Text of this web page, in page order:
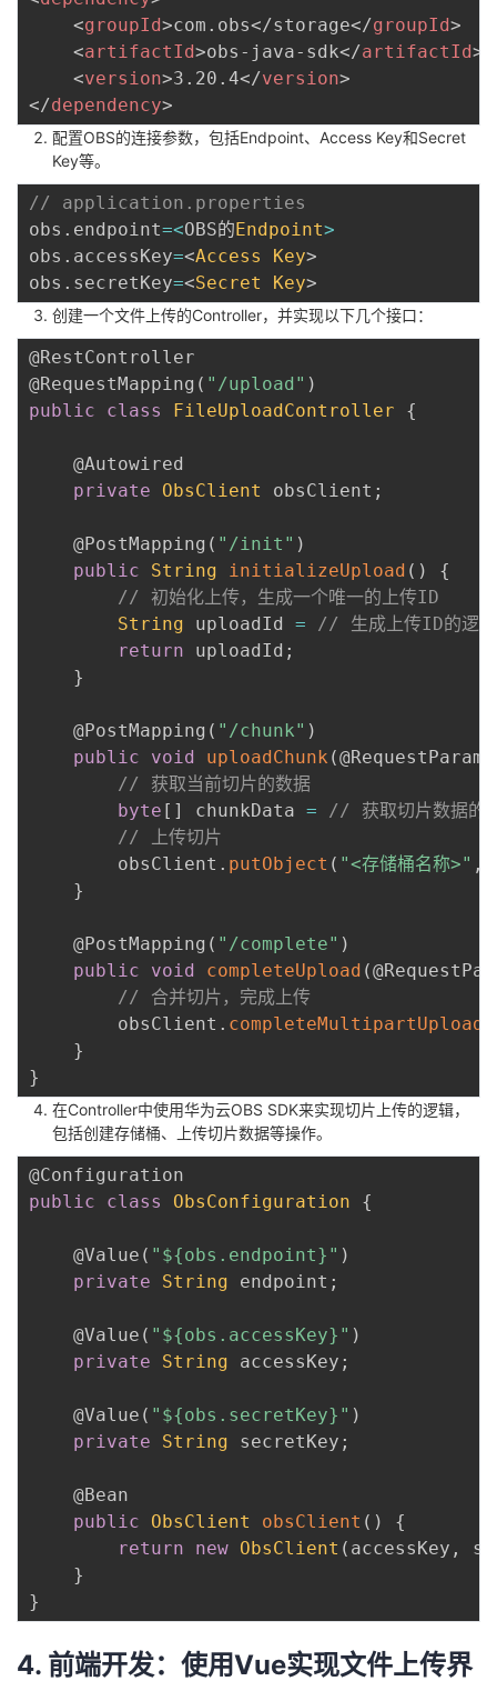
<groupId>com.obs</storage</groupId>
<artifactId>obs-java-sdk</artifactId>
<version>3.20.4</version>
</dependency>
配置OBS的连接参数，包括Endpoint、Access Key和Secret
Key等。
// application.properties
obs . endpoint=<OBS的Endpoint>
obs . accessKey=<Access Key>
obs . secretKey=<Secret Key>
创建一个文件上传的Controller，并实现以下几个接口：
@RestController
@RequestMapping ( "/upload" )
public
class FileUploadController {
@Autowired
private
ObsClient obsClient ;
@PostMapping ( "/init" )
public
String initializeUpload ( )
{
// 初始化上传，生成一个唯一的上传ID
String uploadId =
// 生成上传ID的逻辑
return uploadId ;
}
@PostMapping ( "/chunk" )
public
void uploadChunk (@RequestParam
// 获取当前切片的数据
byte [ ] chunkData =
// 获取切片数据的
// 上传切片
        obsClient
. putObject ( "<存储桶名称>" ,
}
@PostMapping ( "/complete" )
public
void completeUpload (
// 合并切片，完成上传
        obsClient
. completeMultipartUpload
}
}
在Controller中使用华为云OBS SDK来实现切片上传的逻辑，
包括创建存储桶、上传切片数据等操作。
@Configuration
public
class ObsConfiguration {
@Value ( "${obs.endpoint}" )
private
String endpoint ;
@Value ( "${obs.accessKey}" )
private
String accessKey ;
@Value ( "${obs.secretKey}" )
private
String secretKey ;
@Bean
public
ObsClient obsClient ( )
{
return
new ObsClient ( accessKey ,
}
}
4. 前端开发：使用Vue实现文件上传界